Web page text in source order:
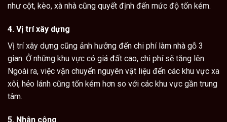
như cột, kèo, xà nhà cũng quyết định đến mức độ tốn kém.
4. Vị trí xây dựng
Vị trí xây dựng cũng ảnh hưởng đến chi phí làm nhà gỗ 3
gian. Ở những khu vực có giá đất cao, chi phí sẽ tăng lên.
Ngoài ra, việc vận chuyển nguyên vật liệu đến các khu vực xa
xôi, hẻo lánh cũng tốn kém hơn so với các khu vực gần trung
tâm.
5. Nhân công